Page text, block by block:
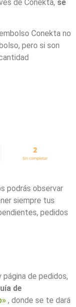
de Conekta, se
Conekta no
pero si son
podrás observar
siempre tus
pedidos
de pedidos,
de
, donde se te dará